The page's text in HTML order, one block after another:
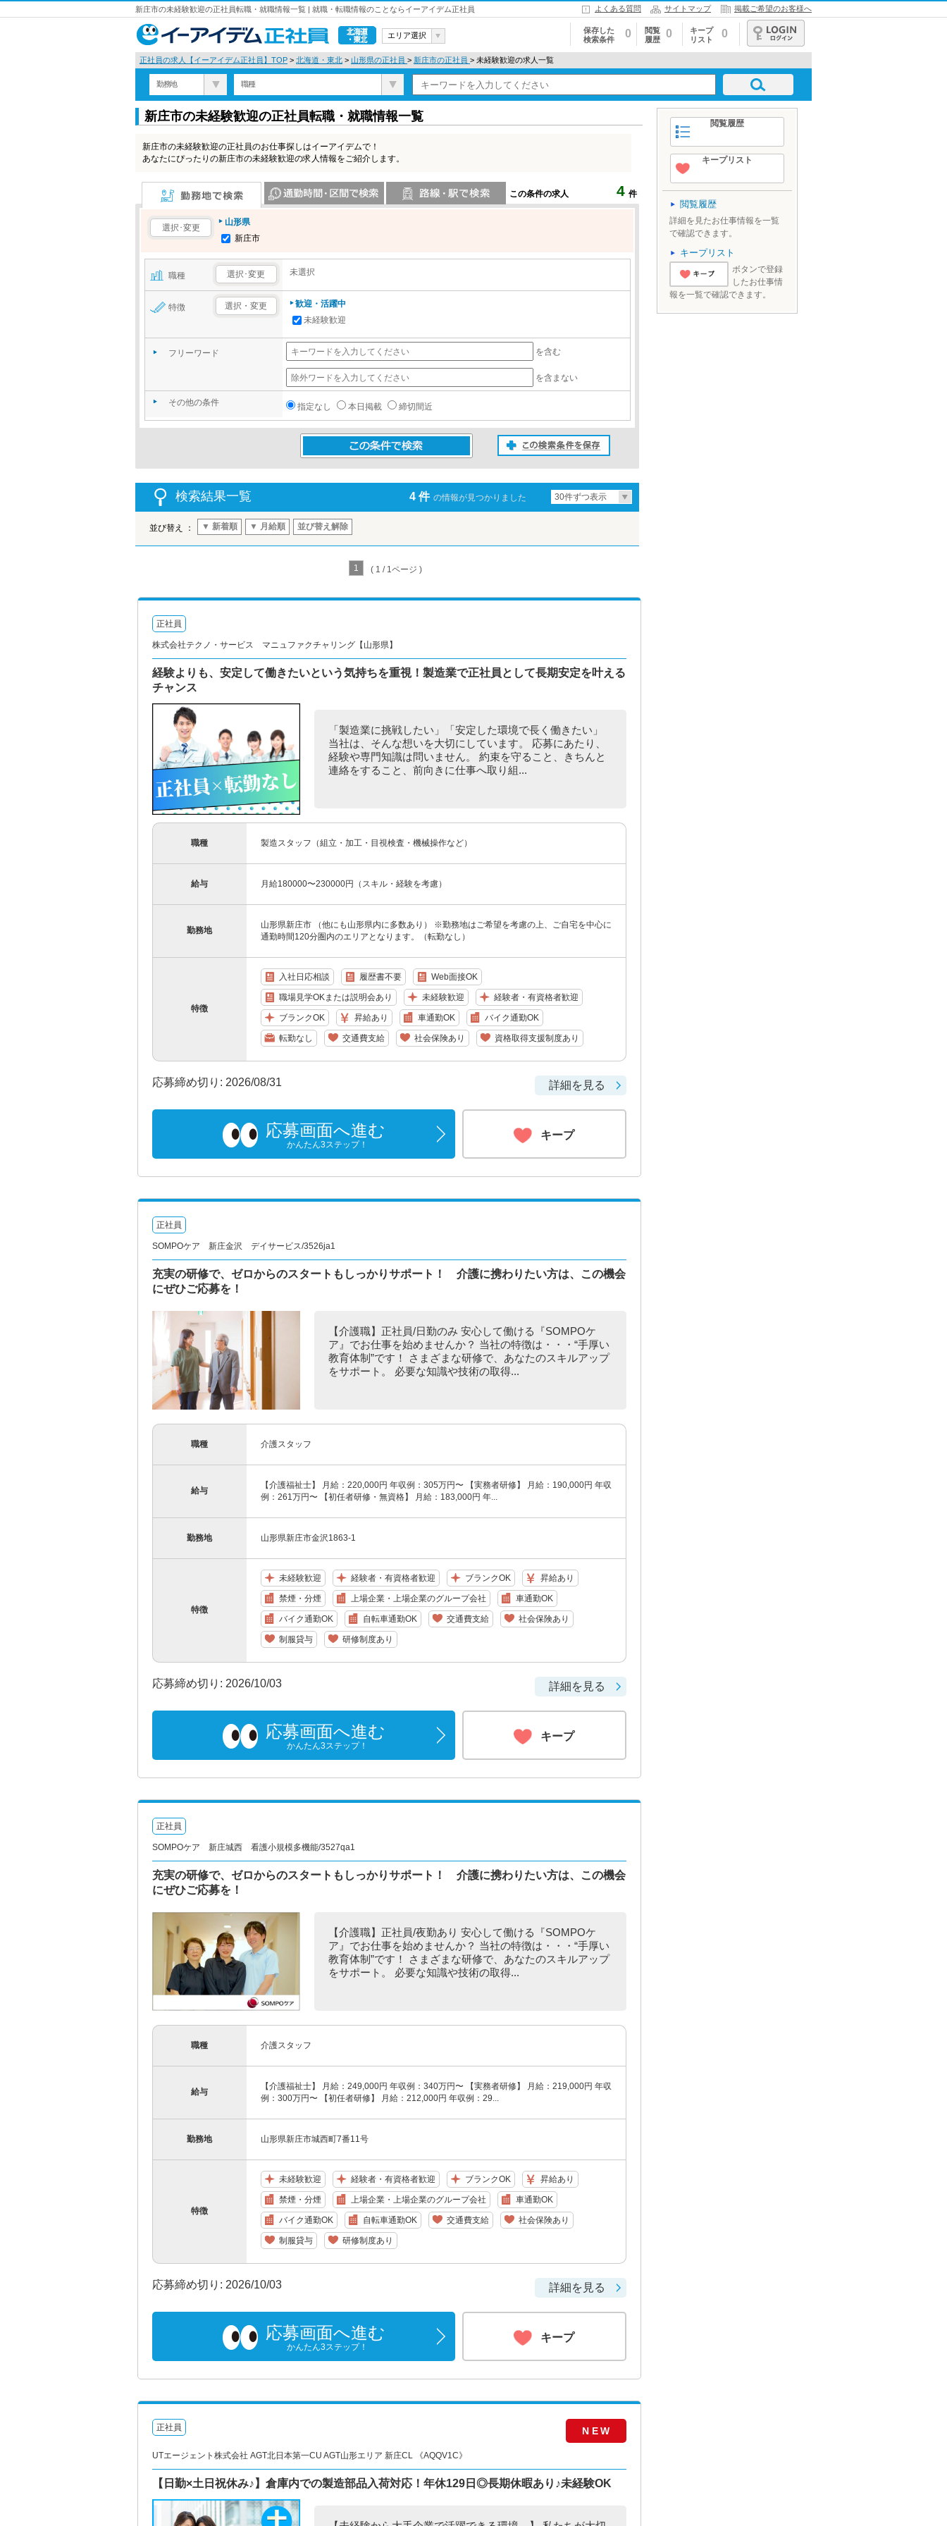
新庄市の未経験歓迎の正社員転職・就職情報一覧 | 就職・転職情報のことならイーアイデム正社員 よくある質問 サイトマップ 掲載ご希望のお客様へ
北海道・東
北
エリア選択
保存した
検索条件
0
閲覧
履歴
0
キープ
リスト
0
ログイン
正社員の求人【イーアイデム正社員】TOP > 北海道・東北 > 山形県の正社員 > 新庄市の正社員 > 未経験歓迎の求人一覧
勤務地 職種
新庄市の未経験歓迎の正社員転職・就職情報一覧
新庄市の未経験歓迎の正社員のお仕事探しはイーアイデムで！
あなたにぴったりの新庄市の未経験歓迎の求人情報をご紹介します。
この条件の求人 4 件
選択･変更
山形県
新庄市
職種 選択･変更 未選択
特徴 選択・変更
歓迎・活躍中
未経験歓迎
フリーワード を含む
を含まない
その他の条件 指定なし 本日掲載 締切間近
検索結果一覧 4 件 の情報が見つかりました 30件ずつ表示
並び替え ： ▼ 新着順 ▼ 月給順 並び替え解除
1 ( 1 / 1ページ )
正社員
株式会社テクノ・サービス マニュファクチャリング【山形県】
経験よりも、安定して働きたいという気持ちを重視！製造業で正社員として長期安定を叶える
チャンス
「製造業に挑戦したい」「安定した環境で長く働きたい」
当社は、そんな想いを大切にしています。 応募にあたり、
経験や専門知識は問いません。 約束を守ること、きちんと
連絡をすること、前向きに仕事へ取り組...
職種 製造スタッフ（組立・加工・目視検査・機械操作など）
給与 月給180000〜230000円（スキル・経験を考慮）
勤務地
山形県新庄市 （他にも山形県内に多数あり） ※勤務地はご希望を考慮の上、ご自宅を中心に
通勤時間120分圏内のエリアとなります。（転勤なし）
特徴
入社日応相談 履歴書不要 Web面接OK
職場見学OKまたは説明会あり 未経験歓迎 経験者・有資格者歓迎
ブランクOK 昇給あり 車通勤OK バイク通勤OK
転勤なし 交通費支給 社会保険あり 資格取得支援制度あり
応募締め切り: 2026/08/31 詳細を見る
応募画面へ進む
かんたん3ステップ！
キープ
正社員
SOMPOケア 新庄金沢 デイサービス/3526ja1
充実の研修で、ゼロからのスタートもしっかりサポート！ 介護に携わりたい方は、この機会
にぜひご応募を！
【介護職】正社員/日勤のみ 安心して働ける『SOMPOケ
ア』でお仕事を始めませんか？ 当社の特徴は・・・“手厚い
教育体制”です！ さまざまな研修で、あなたのスキルアップ
をサポート。 必要な知識や技術の取得...
職種 介護スタッフ
給与
【介護福祉士】 月給：220,000円 年収例：305万円〜 【実務者研修】 月給：190,000円 年収
例：261万円〜 【初任者研修・無資格】 月給：183,000円 年...
勤務地 山形県新庄市金沢1863-1
特徴
未経験歓迎 経験者・有資格者歓迎 ブランクOK 昇給あり
禁煙・分煙 上場企業・上場企業のグループ会社 車通勤OK
バイク通勤OK 自転車通勤OK 交通費支給 社会保険あり
制服貸与 研修制度あり
応募締め切り: 2026/10/03 詳細を見る
応募画面へ進む
かんたん3ステップ！
キープ
正社員
SOMPOケア 新庄城西 看護小規模多機能/3527qa1
充実の研修で、ゼロからのスタートもしっかりサポート！ 介護に携わりたい方は、この機会
にぜひご応募を！
【介護職】正社員/夜勤あり 安心して働ける『SOMPOケ
ア』でお仕事を始めませんか？ 当社の特徴は・・・“手厚い
教育体制”です！ さまざまな研修で、あなたのスキルアップ
をサポート。 必要な知識や技術の取得...
職種 介護スタッフ
給与
【介護福祉士】 月給：249,000円 年収例：340万円〜 【実務者研修】 月給：219,000円 年収
例：300万円〜 【初任者研修】 月給：212,000円 年収例：29...
勤務地 山形県新庄市城西町7番11号
特徴
未経験歓迎 経験者・有資格者歓迎 ブランクOK 昇給あり
禁煙・分煙 上場企業・上場企業のグループ会社 車通勤OK
バイク通勤OK 自転車通勤OK 交通費支給 社会保険あり
制服貸与 研修制度あり
応募締め切り: 2026/10/03 詳細を見る
応募画面へ進む
かんたん3ステップ！
キープ
正社員 NEW
UTエージェント株式会社 AGT北日本第一CU AGT山形エリア 新庄CL 《AQQV1C》
【日勤×土日祝休み♪】倉庫内での製造部品入荷対応！年休129日◎長期休暇あり♪未経験OK
閲覧履歴
キープリスト
閲覧履歴
詳細を見たお仕事情報を一覧
で確認できます。
キープリスト
'とりあえずキ
ボタンで登録
したお仕事情
報を一覧で確認できます。